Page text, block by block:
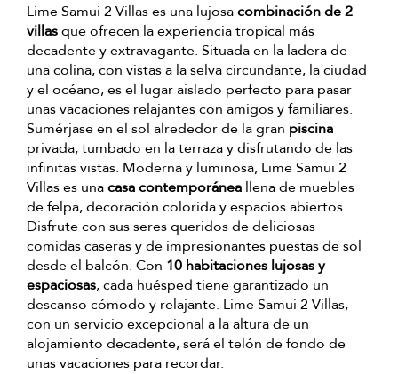
Lime Samui 2 Villas es una lujosacombinación de 2
villasque ofrecen la experiencia tropical más
decadente y extravagante. Situada en la ladera de
una colina, con vistas a la selva circundante, la ciudad
y el océano, es el lugar aislado perfecto para pasar
unas vacaciones relajantes con amigos y familiares.
Sumérjase en el sol alrededor de la gran piscina
privada, tumbado en la terraza y disfrutando de las
infinitas vistas. Moderna y luminosa, Lime Samui 2
Villas es unacasa contemporánea llena de muebles
de felpa, decoración colorida y espacios abiertos.
Disfrute con sus seres queridos de deliciosas
comidas caseras y de impresionantes puestas de sol
desde el balcón. Con 10 habitaciones lujosas y
espaciosas, cada huésped tiene garantizado un
descanso cómodo y relajante. Lime Samui 2 Villas,
con un servicio excepcional a la altura de un
alojamiento decadente, será el telón de fondo de
unas vacaciones para recordar.